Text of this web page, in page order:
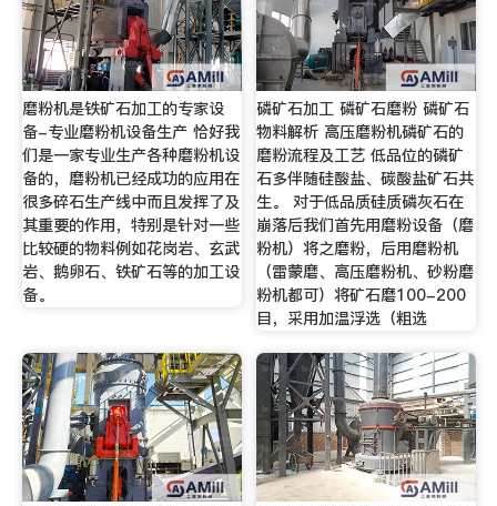
磨粉机是铁矿石加工的专家设
备-专业磨粉机设备生产 恰好我
们是一家专业生产各种磨粉机设
备的，磨粉机已经成功的应用在
很多碎石生产线中而且发挥了及
其重要的作用，特别是针对一些
比较硬的物料例如花岗岩、玄武
岩、鹅卵石、铁矿石等的加工设
备。
磷矿石加工 磷矿石磨粉 磷矿石
物料解析 高压磨粉机磷矿石的
磨粉流程及工艺 低品位的磷矿
石多伴随硅酸盐、碳酸盐矿石共
生。 对于低品质硅质磷灰石在
崩落后我们首先用磨粉设备（磨
粉机）将之磨粉，后用磨粉机
（雷蒙磨、高压磨粉机、砂粉磨
粉机都可）将矿石磨100-200
目，采用加温浮选（粗选